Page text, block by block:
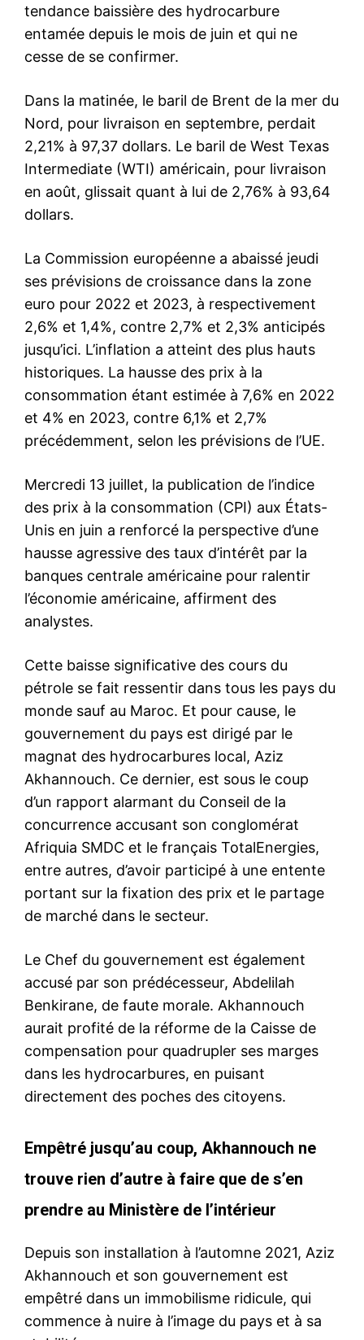
tendance baissière des hydrocarbure
entamée depuis le mois de juin et qui ne
cesse de se confirmer.
Dans la matinée, le baril de Brent de la mer du
Nord, pour livraison en septembre, perdait
2,21% à 97,37 dollars. Le baril de West Texas
Intermediate (WTI) américain, pour livraison
en août, glissait quant à lui de 2,76% à 93,64
dollars.
La Commission européenne a abaissé jeudi
ses prévisions de croissance dans la zone
euro pour 2022 et 2023, à respectivement
2,6% et 1,4%, contre 2,7% et 2,3% anticipés
jusqu’ici. L’inflation a atteint des plus hauts
historiques. La hausse des prix à la
consommation étant estimée à 7,6% en 2022
et 4% en 2023, contre 6,1% et 2,7%
précédemment, selon les prévisions de l’UE.
Mercredi 13 juillet, la publication de l’indice
des prix à la consommation (CPI) aux États-
Unis en juin a renforcé la perspective d’une
hausse agressive des taux d’intérêt par la
banques centrale américaine pour ralentir
l’économie américaine, affirment des
analystes.
Cette baisse significative des cours du
pétrole se fait ressentir dans tous les pays du
monde sauf au Maroc. Et pour cause, le
gouvernement du pays est dirigé par le
magnat des hydrocarbures local, Aziz
Akhannouch. Ce dernier, est sous le coup
d’un rapport alarmant du Conseil de la
concurrence accusant son conglomérat
Afriquia SMDC et le français TotalEnergies,
entre autres, d’avoir participé à une entente
portant sur la fixation des prix et le partage
de marché dans le secteur.
Le Chef du gouvernement est également
accusé par son prédécesseur, Abdelilah
Benkirane, de faute morale. Akhannouch
aurait profité de la réforme de la Caisse de
compensation pour quadrupler ses marges
dans les hydrocarbures, en puisant
directement des poches des citoyens.
Empêtré jusqu’au coup, Akhannouch ne
trouve rien d’autre à faire que de s’en
prendre au Ministère de l’intérieur
Depuis son installation à l’automne 2021, Aziz
Akhannouch et son gouvernement est
empêtré dans un immobilisme ridicule, qui
commence à nuire à l’image du pays et à sa